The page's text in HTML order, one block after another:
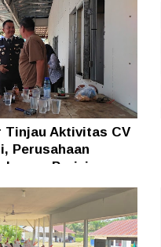
Tinjau Aktivitas CV
Perusahaan
Perizinan